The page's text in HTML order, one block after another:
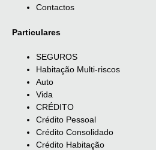
Contactos
Particulares
SEGUROS
Habitação Multi-riscos
Auto
Vida
CRÉDITO
Crédito Pessoal
Crédito Consolidado
Crédito Habitação